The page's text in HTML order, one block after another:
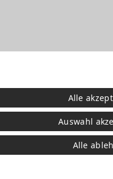
Alle
Auswahl
Alle